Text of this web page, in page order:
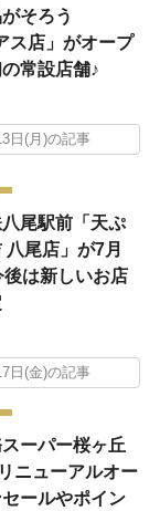
そろう
ス店」がオープ
常設店舗♪
日(月)の記事
八尾駅前「天ぷ
八尾店」が7月
は新しいお店
日(金)の記事
スーパー桜ヶ丘
ニューアルオー
ールやポイン